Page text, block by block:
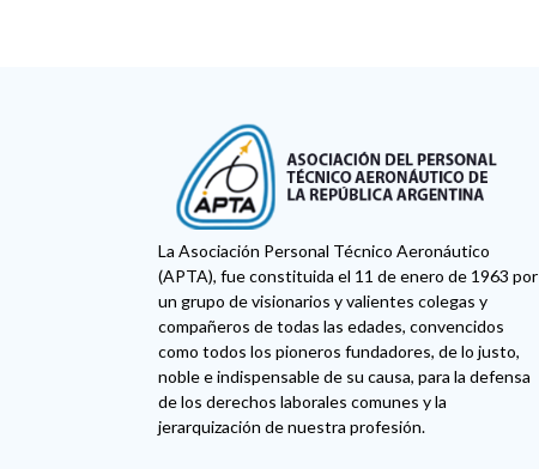
La Asociación Personal Técnico Aeronáutico
(APTA), fue constituida el 11 de enero de 1963 por
un grupo de visionarios y valientes colegas y
compañeros de todas las edades, convencidos
como todos los pioneros fundadores, de lo justo,
noble e indispensable de su causa, para la defensa
de los derechos laborales comunes y la
jerarquización de nuestra profesión.